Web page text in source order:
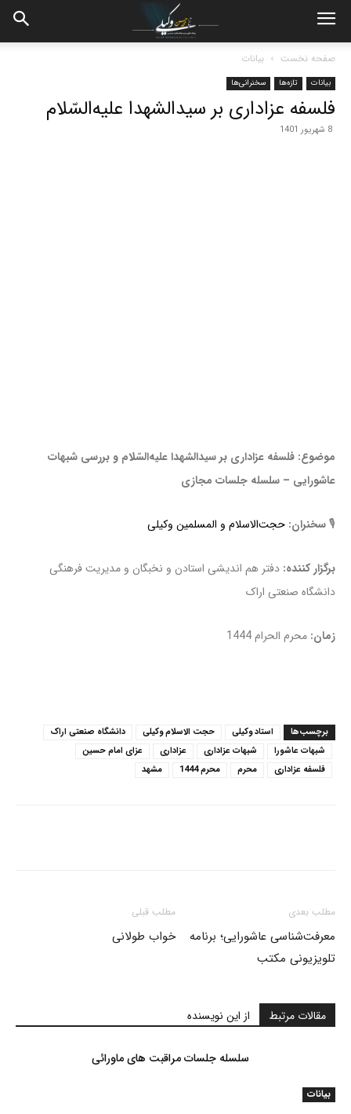
صفحه نخست بیانات
بیانات تازه‌ها سخنرانی‌ها
فلسفه عزاداری بر سیدالشهدا علیه‌السّلام
8 شهریور 1401
موضوع: فلسفه عزاداری بر سیدالشهدا علیه‌السّلام و بررسی شبهات
عاشورایی – سلسله جلسات مجازی
🎙سخنران: حجت‌الاسلام و المسلمین وکیلی
برگزار کننده: دفتر هم اندیشی استادن و نخبگان و مدیریت فرهنگی
دانشگاه صنعتی اراک
زمان: محرم الحرام 1444
برچسب‌ها استاد وکیلی حجت الاسلام وکیلی
دانشگاه صنعتی اراک
شبهات عاشورا
شبهات عزاداری عزاداری
عزای امام حسین
فلسفه عزاداری
محرم محرم 1444 مشهد
مطلب قبلی
خواب طولانی
مطلب بعدی
معرفت‌شناسی عاشورایی؛ برنامه
تلویزیونی مکتب
مقالات مرتبط از این نویسنده
بیانات
سلسله جلسات مراقبت های ماورائی